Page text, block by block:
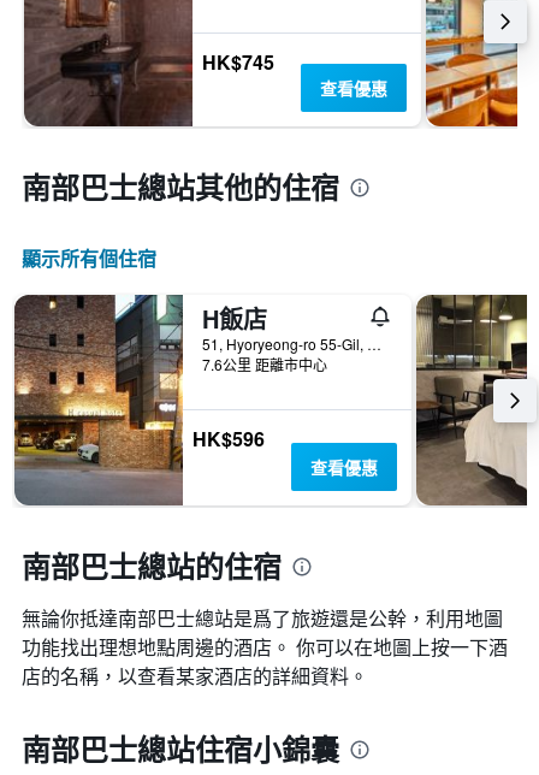
HK$745
查看優惠
南部巴士總站​其他的住宿
顯示所有​個住宿
H飯店
51, Hyoryeong-ro 55-Gil, 首爾, 韓國
7.6公里 距離市中心
HK$596
查看優惠
南部巴士總站的住宿
無論你抵達南部巴士總站​是爲了旅遊還是公幹，利用地圖
功能找出理想地點周邊的酒店。 你可以在地圖上按一下酒
店的名稱，以查看某家酒店的詳細資料。
南部巴士總站住宿小錦囊